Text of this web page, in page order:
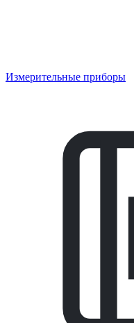
Измерительные приборы